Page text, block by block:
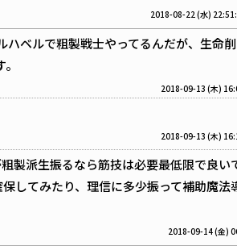
2018-08-22 (水)
ベルで粗製戦士やってるんだが、生命
2018-09-13 (木)
2018-09-13 (木)
製派生振るなら筋技は必要最低限で良い
してみたり、理信に多少振って補助魔法
2018-09-14 (金)